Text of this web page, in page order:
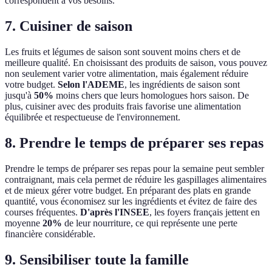
7. Cuisiner de saison
Les fruits et légumes de saison sont souvent moins chers et de
meilleure qualité. En choisissant des produits de saison, vous pouvez
non seulement varier votre alimentation, mais également réduire
votre budget. Selon l'ADEME, les ingrédients de saison sont
jusqu'à 50% moins chers que leurs homologues hors saison. De
plus, cuisiner avec des produits frais favorise une alimentation
équilibrée et respectueuse de l'environnement.
8. Prendre le temps de préparer ses repas
Prendre le temps de préparer ses repas pour la semaine peut sembler
contraignant, mais cela permet de réduire les gaspillages alimentaires
et de mieux gérer votre budget. En préparant des plats en grande
quantité, vous économisez sur les ingrédients et évitez de faire des
courses fréquentes. D'après l'INSEE, les foyers français jettent en
moyenne 20% de leur nourriture, ce qui représente une perte
financière considérable.
9. Sensibiliser toute la famille